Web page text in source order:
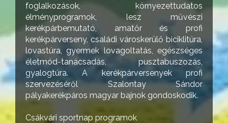
foglalkozások, környezettudatos
élményprogramok, lesz művészi
kerékpárbemutató, amatőr és profi
kerékpárverseny, családi városkerülő biciklitúra,
lovastúra, gyermek lovagoltatás, egészséges
életmód-tanácsadás, pusztabuszozás,
gyalogtúra. A kerékpárversenyek profi
szervezéséről Szalontay Sándor
pályakerékpáros magyar bajnok gondoskodik.
Csákvári sportnap programok